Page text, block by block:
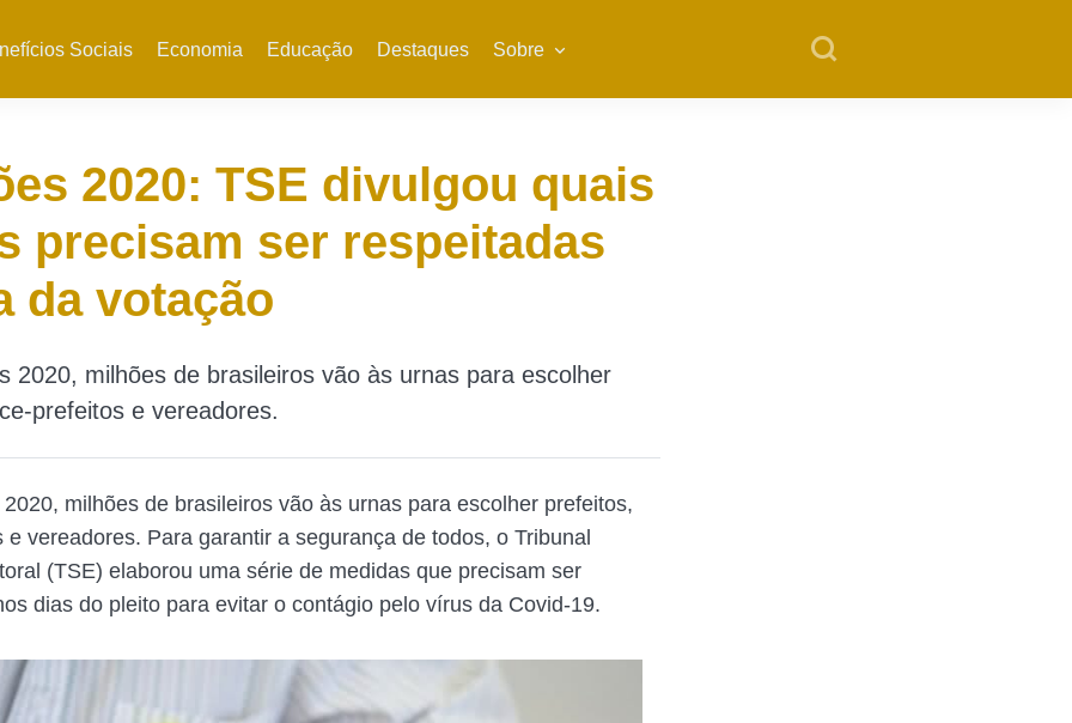
Sociais Economia Educação Destaques Sobre
2020: TSE divulgou quais
precisam ser respeitadas
da votação
2020, milhões de brasileiros vão às urnas para escolher
prefeitos e vereadores.
milhões de brasileiros vão às urnas para escolher prefeitos,
e vereadores. Para garantir a segurança de todos, o Tribunal
(TSE) elaborou uma série de medidas que precisam ser
dias do pleito para evitar o contágio pelo vírus da Covid-19.